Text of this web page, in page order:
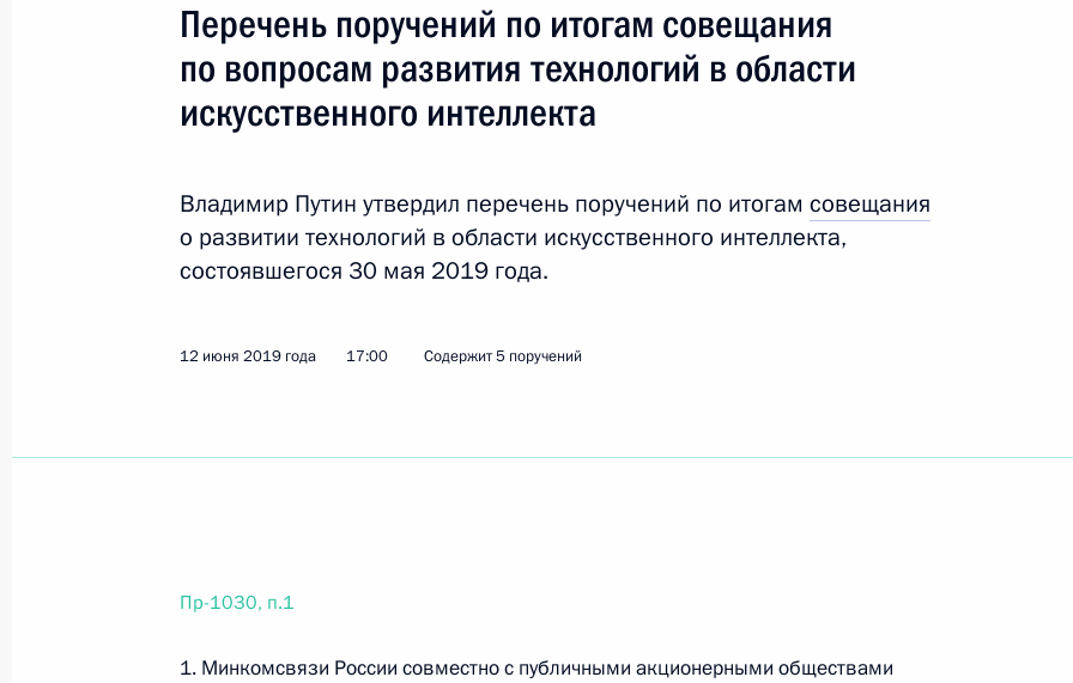
Перечень поручений по итогам совещания
по вопросам развития технологий в области
искусственного интеллекта
Владимир Путин утвердил перечень поручений по итогам совещания
о развитии технологий в области искусственного интеллекта,
состоявшегося 30 мая 2019 года.
12 июня 2019 года 17:00 Содержит 5 поручений
Пр-1030, п.1
1. Минкомсвязи России совместно с публичными акционерными обществами